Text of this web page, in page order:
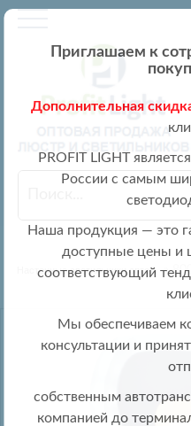
Настенные светильники оптом »
Приглашаем к
Дополнительная
PROFIT LIGHT
России с самым
Наша продукция — это
доступные цены и
соответствующий
Мы обеспечиваем
консультации и
собственным
компанией до